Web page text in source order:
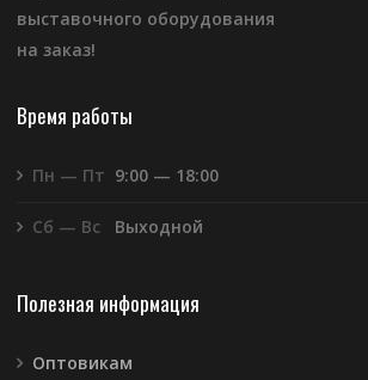
выставочного оборудования
на заказ!
Время работы
Пн — Пт 9:00 — 18:00
Сб — Вс Выходной
Полезная информация
Оптовикам